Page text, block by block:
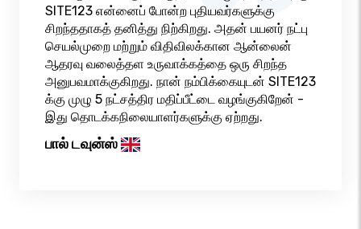
SITE123 என்னைப் போன்ற புதியவர்களுக்கு
சிறந்ததாகத் தனித்து நிற்கிறது. அதன் பயனர் நட்பு
செயல்முறை மற்றும் விதிவிலக்கான ஆன்லைன்
ஆதரவு வலைத்தள உருவாக்கத்தை ஒரு சிறந்த
அனுபவமாக்குகிறது. நான் நம்பிக்கையுடன் SITE123
க்கு முழு 5 நட்சத்திர மதிப்பீட்டை வழங்குகிறேன் -
இது தொடக்கநிலையாளர்களுக்கு ஏற்றது.
பால் டவுன்ஸ்